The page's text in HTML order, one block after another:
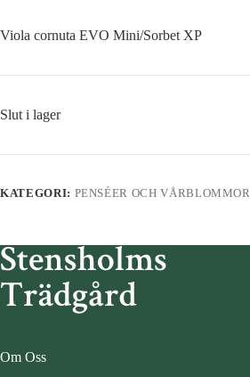
Viola cornuta EVO Mini/Sorbet XP
Slut i lager
KATEGORI: PENSÉER OCH VÅRBLOMMOR
Om Oss